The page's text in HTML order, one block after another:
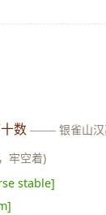
数 —— 银雀山汉
牢空着)
stable]